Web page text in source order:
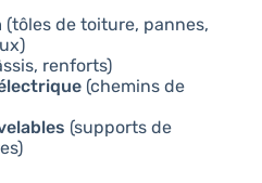
(tôles de toiture, pannes,
renforts)
(chemins de
(supports de